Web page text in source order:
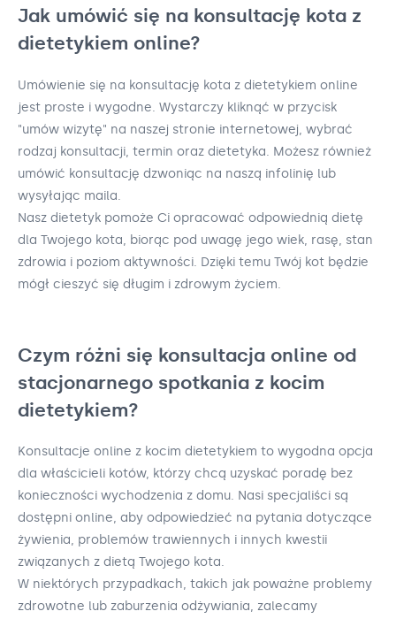
Jak umówić się na konsultację kota z
dietetykiem online?
Umówienie się na konsultację kota z dietetykiem online
jest proste i wygodne. Wystarczy kliknąć w przycisk
"umów wizytę" na naszej stronie internetowej, wybrać
rodzaj konsultacji, termin oraz dietetyka. Możesz również
umówić konsultację dzwoniąc na naszą infolinię lub
wysyłając maila.
Nasz dietetyk pomoże Ci opracować odpowiednią dietę
dla Twojego kota, biorąc pod uwagę jego wiek, rasę, stan
zdrowia i poziom aktywności. Dzięki temu Twój kot będzie
mógł cieszyć się długim i zdrowym życiem.
Czym różni się konsultacja online od
stacjonarnego spotkania z kocim
dietetykiem?
Konsultacje online z kocim dietetykiem to wygodna opcja
dla właścicieli kotów, którzy chcą uzyskać poradę bez
konieczności wychodzenia z domu. Nasi specjaliści są
dostępni online, aby odpowiedzieć na pytania dotyczące
żywienia, problemów trawiennych i innych kwestii
związanych z dietą Twojego kota.
W niektórych przypadkach, takich jak poważne problemy
zdrowotne lub zaburzenia odżywiania, zalecamy